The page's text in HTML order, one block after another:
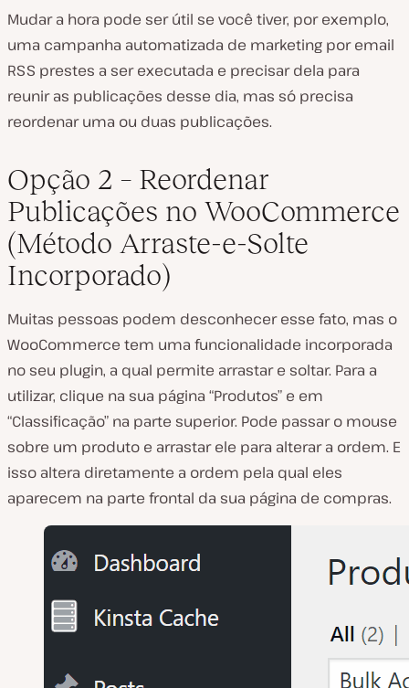
Mudar a hora pode ser útil se você tiver, por exemplo,
uma campanha automatizada de marketing por email
RSS prestes a ser executada e precisar dela para
reunir as publicações desse dia, mas só precisa
reordenar uma ou duas publicações.
Opção 2 – Reordenar
Publicações no WooCommerce
(Método Arraste-e-Solte
Incorporado)
Muitas pessoas podem desconhecer esse fato, mas o
WooCommerce tem uma funcionalidade incorporada
no seu plugin, a qual permite arrastar e soltar. Para a
utilizar, clique na sua página “Produtos” e em
“Classificação” na parte superior. Pode passar o mouse
sobre um produto e arrastar ele para alterar a ordem. E
isso altera diretamente a ordem pela qual eles
aparecem na parte frontal da sua página de compras.